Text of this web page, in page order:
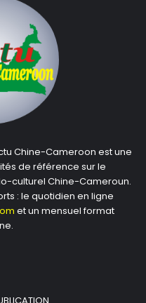
ville contraste. « Outre
à Guangzhou, la ville
appelé ‘‘Vallée
structures
qui font
sur la santé », a-t-il
Chine-Cameroon est une
de référence sur le
culturel Chine-Cameroun.
: le quotidien en ligne
et un mensuel format